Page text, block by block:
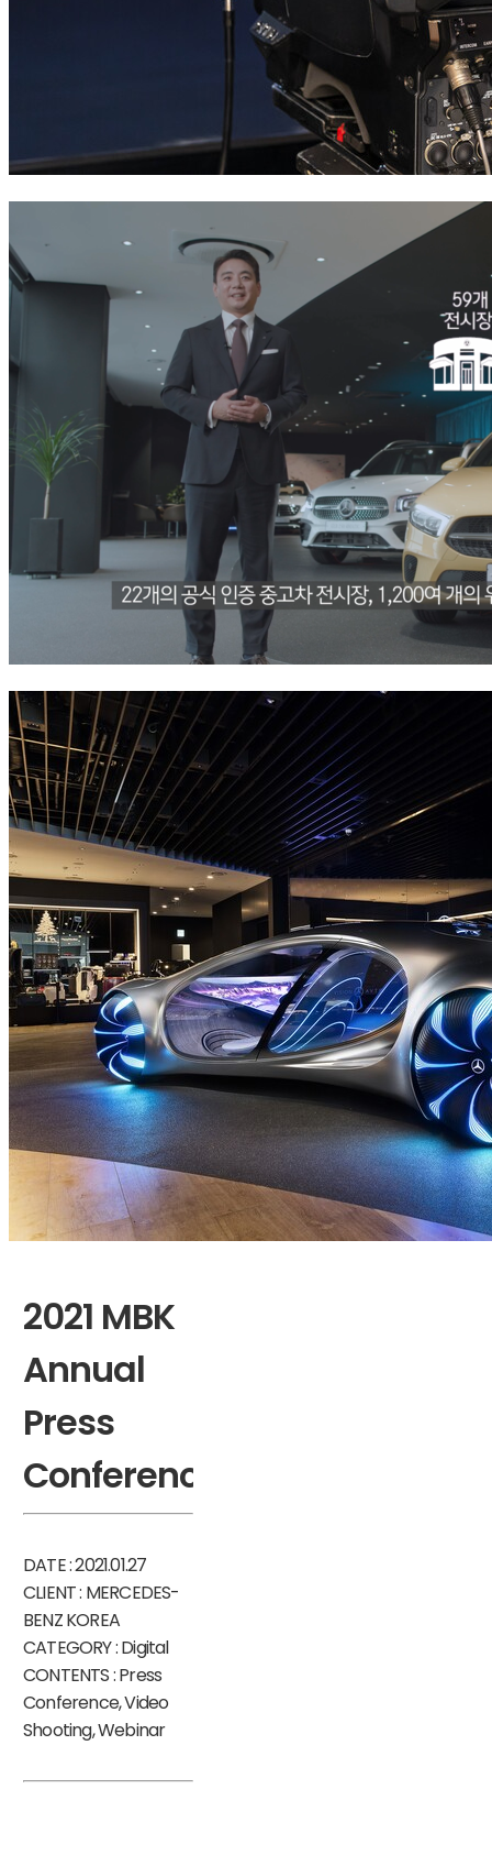
2021 MBK
Annual
Press
Conference
DATE : 2021.01.27
CLIENT : MERCEDES-
BENZ KOREA
CATEGORY : Digital
CONTENTS : Press
Conference, Video
Shooting, Webinar